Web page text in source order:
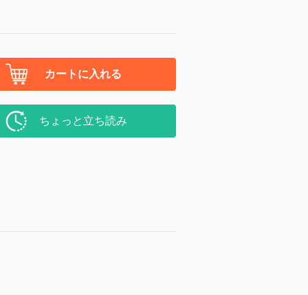
カートに入れる
ちょっと立ち読み